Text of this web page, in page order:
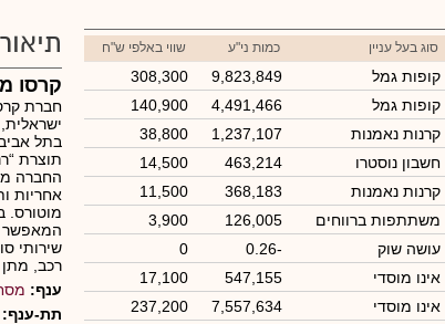
סוג בעל עניין כמות ני"ע שווי באלפי ש"ח
קופות גמל 9,823,849
308,300
קופות גמל 4,491,466
140,900
קרנות נאמנות 1,237,107
38,800
חשבון נוסטרו 463,214
14,500
קרנות נאמנות 368,183
11,500
משתתפות ברווחים 126,005
3,900
עושה שוק -0.26
0
אינו מוסדי 547,155
17,100
אינו מוסדי 7,557,634
237,200
קרסו
חברת
בתל
תוצרת
החברה
אחריות
מוטורס.
המאפשר
שירותי
רכב, מתן
ענף:
תת-ענף: